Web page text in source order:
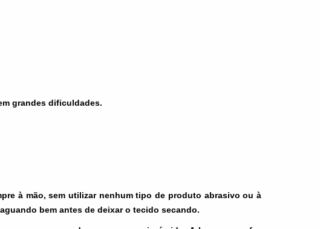
grandes dificuldades.
à mão, sem utilizar nenhum tipo de produto abrasivo ou à
bem antes de deixar o tecido secando.